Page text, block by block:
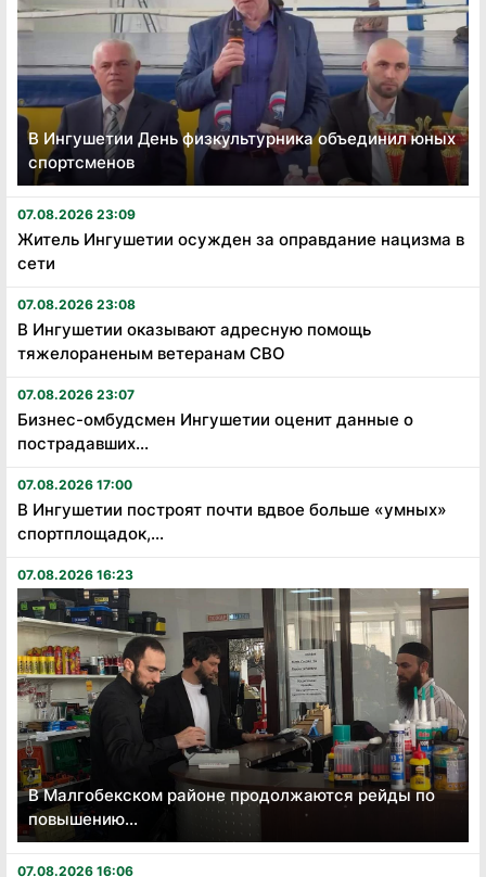
В Ингушетии День физкультурника объединил юных
спортсменов
07.08.2026 23:09
Житель Ингушетии осужден за оправдание нацизма в
сети
07.08.2026 23:08
В Ингушетии оказывают адресную помощь
тяжелораненым ветеранам СВО
07.08.2026 23:07
Бизнес-омбудсмен Ингушетии оценит данные о
пострадавших...
07.08.2026 17:00
В Ингушетии построят почти вдвое больше «умных»
спортплощадок,...
07.08.2026 16:23
В Малгобекском районе продолжаются рейды по
повышению...
07.08.2026 16:06